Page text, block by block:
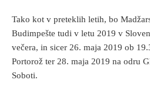
Tako kot v preteklih letih, bo
Budimpešte tudi v letu 2019 v
večera, in sicer 26. maja 2019 ob
Portorož ter 28. maja 2019 na odru
Soboti.